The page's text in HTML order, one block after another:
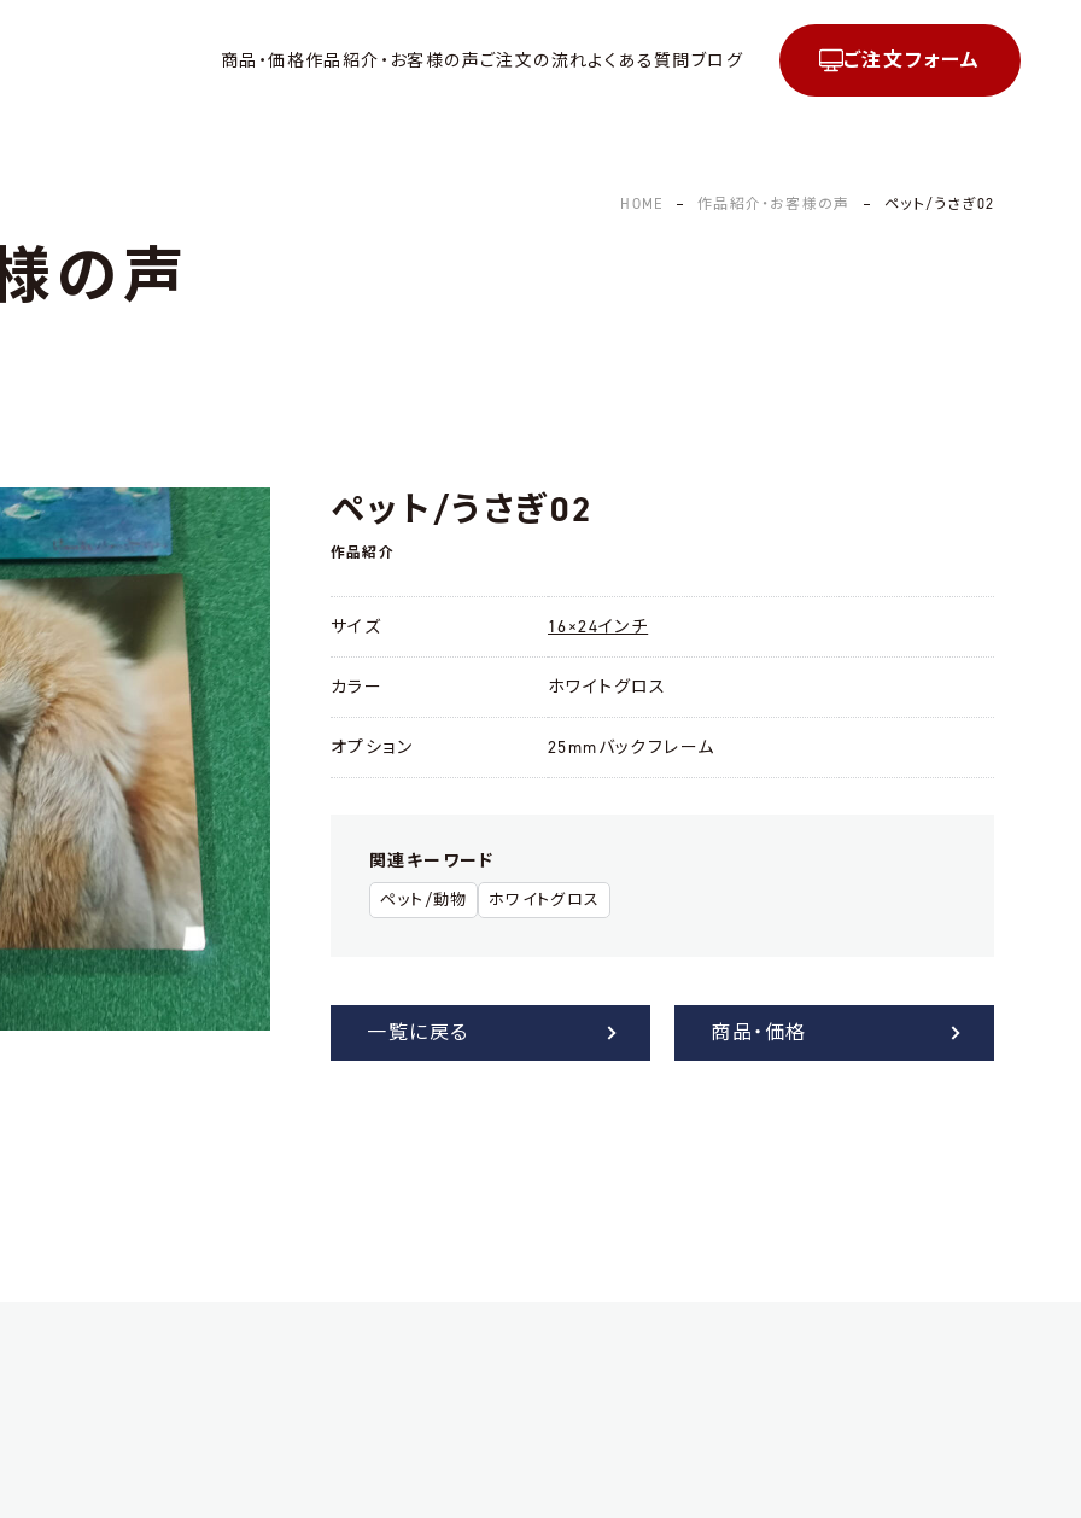
商品・価格作品紹介・お客様の声ご注文の流れよくある質問ブログ
の声
HOME 作品紹介・お客様の声 ペット/うさぎ02
ペット/うさぎ02
作品紹介
サイズ 16×24インチ
カラー ホワイトグロス
オプション 25mmバックフレーム
関連キーワード
ペット/動物 ホワイトグロス
一覧に戻る 商品・価格
ご注文フォーム